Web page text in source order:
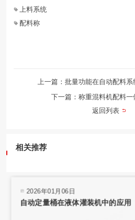
相关推荐
2026年01月06日
自动定量桶在液体灌装机中的应用
上料系统
配料称
上一篇：批量功能在自动配料系
返回列表
下一篇：称重混料机配料一